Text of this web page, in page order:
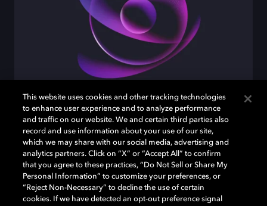
Profundidade Imersiva
Preenche o ambiente adaptando-se
automaticamente ao seu dispositivo e ao seu
espaço.
This website uses cookies and other tracking technologies
to enhance user experience and to analyze performance
and traffic on our website. We and certain third parties also
record and use information about your use of our site,
which we may share with our social media, advertising and
analytics partners. Click on “X” or “Accept All” to confirm
that you agree to these practices, “Do Not Sell or Share My
Personal Information” to customize your preferences, or
“Reject Non-Necessary” to decline the use of certain
cookies. If we have detected an opt-out preference signal